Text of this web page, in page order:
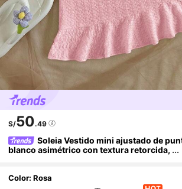
S/50.49
Soleia Vestido mini ajustado de
blanco asimétrico con textura retorcida,
Color: Rosa